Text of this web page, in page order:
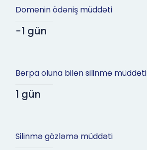
Domenin ödəniş müddəti
-1 gün
Bərpa oluna bilən silinmə müddəti
1 gün
Silinmə gözləmə müddəti